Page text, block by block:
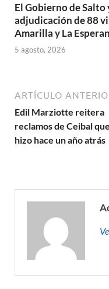
El Gobierno de
adjudicación de 88
Amarilla y La
5 agosto, 2026
ARTÍCULO
Edil Marziotte reitera
reclamos de Ceibal
hizo hace un año atrás